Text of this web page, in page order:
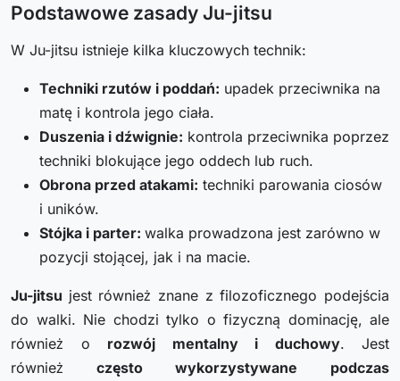
Podstawowe zasady Ju-jitsu
W Ju-jitsu istnieje kilka kluczowych technik:
Techniki rzutów i poddań: upadek przeciwnika na
matę i kontrola jego ciała.
Duszenia i dźwignie: kontrola przeciwnika poprzez
techniki blokujące jego oddech lub ruch.
Obrona przed atakami: techniki parowania ciosów
i uników.
Stójka i parter: walka prowadzona jest zarówno w
pozycji stojącej, jak i na macie.
Ju-jitsu jest również znane z filozoficznego podejścia
do walki. Nie chodzi tylko o fizyczną dominację, ale
również o rozwój mentalny i duchowy. Jest
również często wykorzystywane
podczas